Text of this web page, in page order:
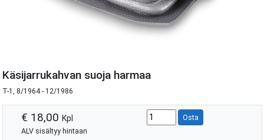
Käsijarrukahvan suoja harmaa
T-1, 8/1964 - 12/1986
€ 18,00 Kpl
ALV sisältyy hintaan
Osta